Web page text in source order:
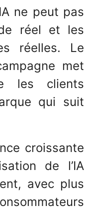
ne peut pas
réel et les
réelles. Le
met
les clients
qui suit
croissante
de l’IA
avec plus